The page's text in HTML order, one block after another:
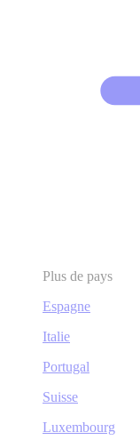
Plus de pays
Espagne
Italie
Portugal
Suisse
Luxembourg